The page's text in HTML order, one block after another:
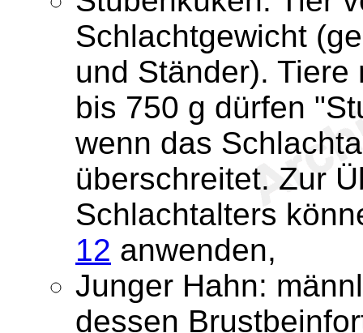
Schlachtgewicht
und Ständer).
bis 750 g dürfen
wenn das
überschreitet. Zur
Schlachtalters
12 anwenden,
Junger Hahn:
dessen